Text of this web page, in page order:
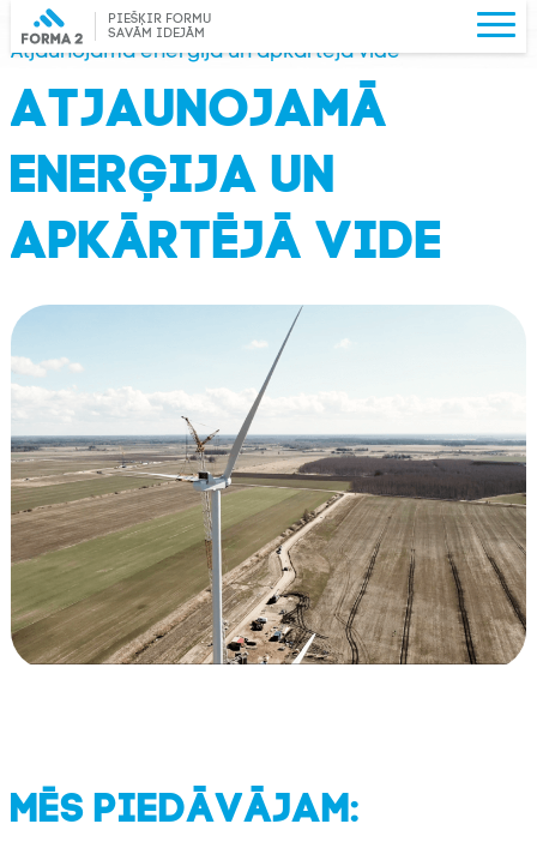
PIEŠĶIR FORMU
SAVĀM IDEJĀM
Pieredze
Atjaunojamā enerģija un apkārtējā vide
ATJAUNOJAMĀ
ENERĢIJA UN
APKĀRTĒJĀ VIDE
MĒS PIEDĀVĀJAM: